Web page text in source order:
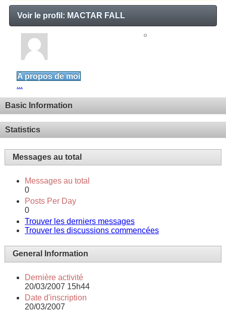
Voir le profil: MACTAR FALL
A propos de moi
...
Basic Information
Statistics
Messages au total
Messages au total
0
Posts Per Day
0
Trouver les derniers messages
Trouver les discussions commencées
General Information
Dernière activité
20/03/2007 15h44
Date d'inscription
20/03/2007